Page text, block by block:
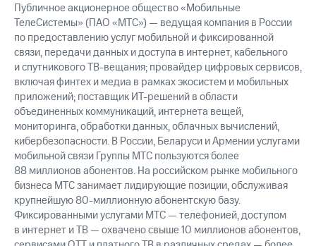
Описание
Еврооблигации-2023
Уведомление
о
погашении
именных
облигаций
Другое
Регистратор
Реквизиты
Контакты
развитие
деловая этика
На главную
Публичное акционерное общество «Мобильные
ТелеСистемы» (ПАО «МТС») — ведущая компания в России
по предоставлению услуг мобильной и фиксированной
связи, передачи данных и доступа в интернет, кабельного
и спутникового ТВ-вещания; провайдер цифровых сервисов,
включая финтех и медиа в рамках экосистем и мобильных
приложений; поставщик ИТ-решений в области
объединенных коммуникаций, интернета вещей,
мониторинга, обработки данных, облачных вычислений,
кибербезопасности. В России, Беларуси и Армении услугами
мобильной связи Группы МТС пользуются более
88 миллионов абонентов. На российском рынке мобильного
бизнеса МТС занимает лидирующие позиции, обслуживая
крупнейшую 80-миллионную абонентскую базу.
Фиксированными услугами МТС — телефонией, доступом
в интернет и ТВ — охвачено свыше 10 миллионов абонентов,